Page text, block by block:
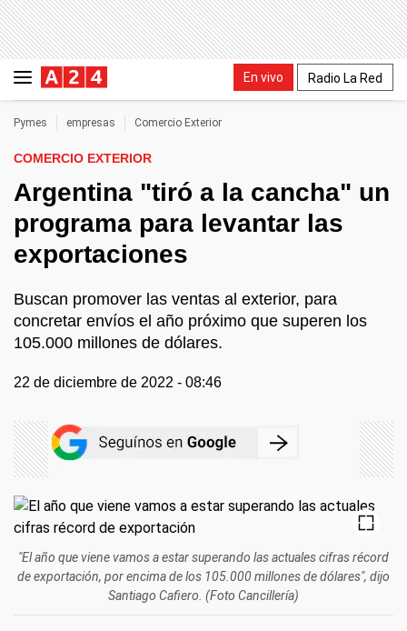
En vivo Radio La Red
Pymes empresas Comercio Exterior
COMERCIO EXTERIOR
Argentina "tiró a la cancha" un
programa para levantar las
exportaciones
Buscan promover las ventas al exterior, para
concretar envíos el año próximo que superen los
105.000 millones de dólares.
22 de diciembre de 2022 - 08:46
"El año que viene vamos a estar superando las actuales cifras récord
de exportación, por encima de los 105.000 millones de dólares", dijo
Santiago Cafiero. (Foto Cancillería)